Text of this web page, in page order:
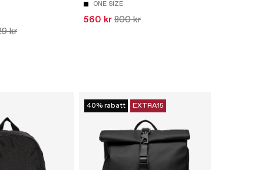
kr
ONE SIZE
560 kr 800 kr
40% rabatt EXTRA15